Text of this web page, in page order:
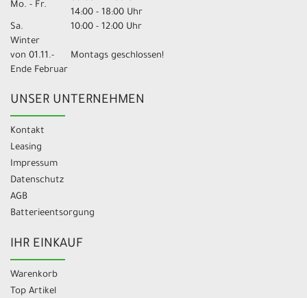
Mo. - Fr.
14:00 - 18:00 Uhr
Sa.
10:00 - 12:00 Uhr
Winter
von 01.11.-
Ende Februar
Montags geschlossen!
UNSER UNTERNEHMEN
Kontakt
Leasing
Impressum
Datenschutz
AGB
Batterieentsorgung
IHR EINKAUF
Warenkorb
Top Artikel